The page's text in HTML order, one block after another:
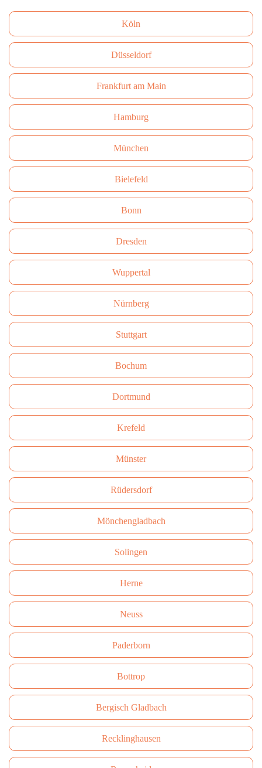
Köln
Düsseldorf
Frankfurt am Main
Hamburg
München
Bielefeld
Bonn
Dresden
Wuppertal
Nürnberg
Stuttgart
Bochum
Dortmund
Krefeld
Münster
Rüdersdorf
Mönchengladbach
Solingen
Herne
Neuss
Paderborn
Bottrop
Bergisch Gladbach
Recklinghausen